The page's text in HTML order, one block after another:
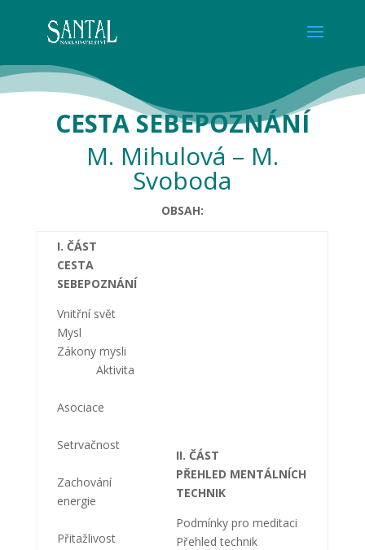
CESTA SEBEPOZNÁNÍ
M. Mihulová – M.
Svoboda
OBSAH:
I. ČÁST
CESTA
SEBEPOZNÁNÍ
Vnitřní svět
Mysl
Zákony mysli
Aktivita
Asociace
Setrvačnost
Zachování
energie
Přitažlivost
II. ČÁST
PŘEHLED MENTÁLNÍCH
TECHNIK
Podmínky pro meditaci
Přehled technik